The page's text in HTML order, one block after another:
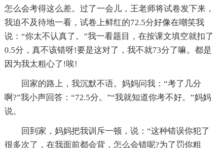
怎么会考得这么差。过了一会儿，王老师将试卷发下来，
我迫不及待地一看，试卷上鲜红的72.5分好像在嘲笑我
说：“你太不认真了。”我一看题目，在按课文填空就扣了
0.5分，真不该错呀!要是这对了，我不就73分了嘛。都是
因为我太粗心了!唉!
回家的路上，我沉默不语。妈妈问我：“考了几分
啊?”我小声回答：“72.5分。”“我就知道你考不好。”妈妈
说。
回到家，妈妈把我训斥一顿，说：“这种错误你犯了
很多次了，在我面前都会背，怎么会错呢?为了罚你粗